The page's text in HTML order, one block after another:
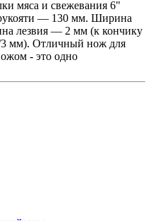
мяса и свежевания 6"
— 130 мм. Ширина
лезвия — 2 мм (к кончику
3 мм). Отличный нож для
- это одно